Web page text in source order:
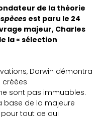
de la théorie
est paru le 24
majeur, Charles
la « sélection
Darwin démontra
créées
sont pas immuables.
base de la majeure
tout ce qui